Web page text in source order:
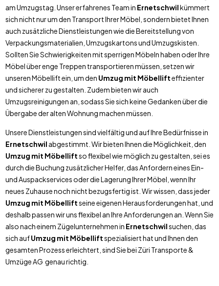
am Umzugstag. Unser erfahrenes Team in Ernetschwilkümmert
sich nicht nur um den Transport Ihrer Möbel, sondern bietet Ihnen
auch zusätzliche Dienstleistungen wie die Bereitstellung von
Verpackungsmaterialien, Umzugskartons und Umzugskisten.
Sollten Sie Schwierigkeiten mit sperrigen Möbeln haben oder Ihre
Möbel über enge Treppen transportieren müssen, setzen wir
unseren Möbellift ein, um den Umzug mit Möbellifteffizienter
und sicherer zu gestalten. Zudem bieten wir auch
Umzugsreinigungen an, sodass Sie sich keine Gedanken über die
Übergabe der alten Wohnung machen müssen.
Unsere Dienstleistungen sind vielfältig und auf Ihre Bedürfnisse in
Ernetschwil abgestimmt. Wir bieten Ihnen die Möglichkeit, den
Umzug mit Möbelliftso flexibel wie möglich zu gestalten, sei es
durch die Buchung zusätzlicher Helfer, das Anfordern eines Ein-
und Auspackservices oder die Lagerung Ihrer Möbel, wenn Ihr
neues Zuhause noch nicht bezugsfertig ist. Wir wissen, dass jeder
Umzug mit Möbelliftseine eigenen Herausforderungen hat, und
deshalb passen wir uns flexibel an Ihre Anforderungen an. Wenn Sie
also nach einem Zügelunternehmen in Ernetschwilsuchen, das
sich aufUmzug mit Möbelliftspezialisiert hat und Ihnen den
gesamten Prozess erleichtert, sind Sie bei Züri Transporte &
Umzüge AG genau richtig.